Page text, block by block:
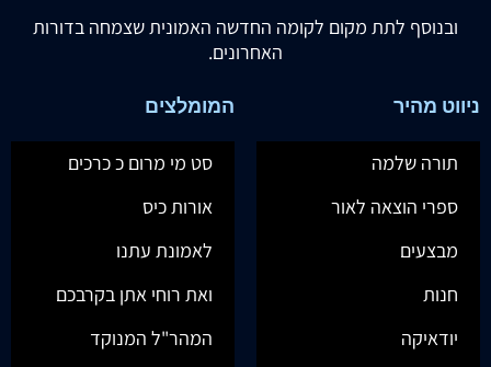
ובנוסף לתת מקום לקומה החדשה האמונית שצמחה בדורות
האחרונים.
ניווט מהיר
תורה שלמה
ספרי הוצאה לאור
מבצעים
חנות
יודאיקה
המומלצים
סט מי מרום כ כרכים
אורות כיס
לאמונת עתנו
ואת רוחי אתן בקרבכם
המהר"ל המנוקד